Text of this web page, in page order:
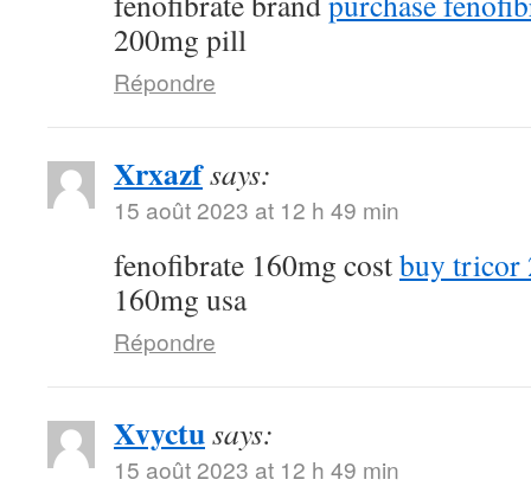
200mg pill
Répondre
Xrxazfsays:
15 août 2023 at 12 h 49 min
fenofibrate 160mg costbuy tricor
160mg usa
Répondre
Xvyctusays:
15 août 2023 at 12 h 49 min